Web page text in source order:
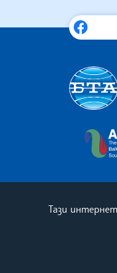
Тази